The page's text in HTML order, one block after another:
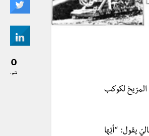
سكّان المرّيخ لكوكب
يقول: “أيّها
0
نشر..